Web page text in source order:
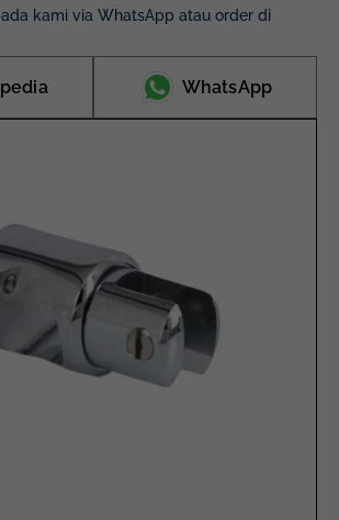
kami via WhatsApp atau order di
WhatsApp